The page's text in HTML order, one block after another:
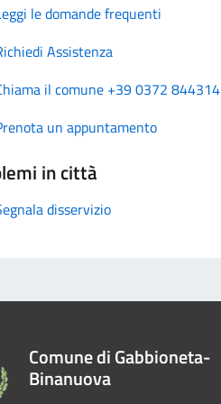
le domande frequenti
Assistenza
il comune +39 0372 844314
un appuntamento
in città
disservizio
Comune di Gabbioneta-
Binanuova